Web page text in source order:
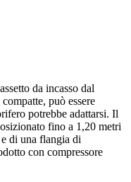
da incasso dal
può essere
potrebbe adattarsi. Il
fino a 1,20 metri
di una flangia di
con compressore